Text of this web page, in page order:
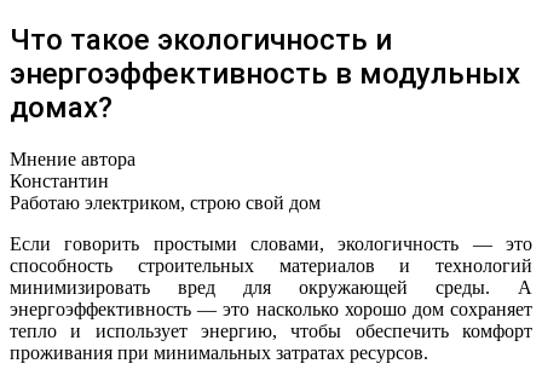
Что такое экологичность и
энергоэффективность в модульных
домах?
Мнение автора
Константин
Работаю электриком, строю свой дом
Если говорить простыми словами, экологичность — это
способность строительных материалов и технологий
минимизировать вред для окружающей среды. А
энергоэффективность — это насколько хорошо дом сохраняет
тепло и использует энергию, чтобы обеспечить комфорт
проживания при минимальных затратах ресурсов.